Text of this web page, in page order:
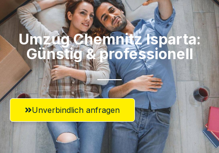
Umzug Chemnitz​ Isparta:
Günstig & professionell​
Unverbindlich anfragen